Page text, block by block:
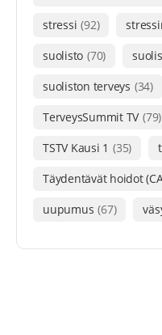
stressi (92)
suolisto (70)
suoliston terveys (34)
TerveysSummit TV (79)
TSTV Kausi 1 (35)
Täydentävät hoidot
uupumus (67)